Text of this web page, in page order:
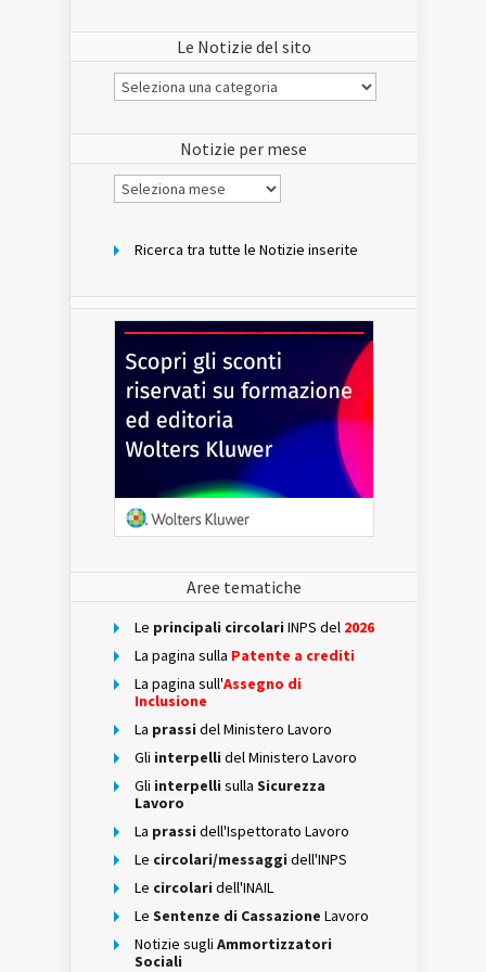
Le Notizie del sito
Le
Notizie
Notizie per mese
Notizie
per
Ricerca tra tutte le Notizie inserite
Aree tematiche
Le principali circolari INPS del 2026
La pagina sulla Patente a crediti
La pagina sull'Assegno di
Inclusione
La prassi del Ministero Lavoro
Gli interpelli del Ministero Lavoro
Gli interpelli sulla Sicurezza
Lavoro
La prassi dell'Ispettorato Lavoro
Le circolari/messaggi dell'INPS
Le circolari dell'INAIL
Le Sentenze di Cassazione Lavoro
Notizie sugli Ammortizzatori
Sociali